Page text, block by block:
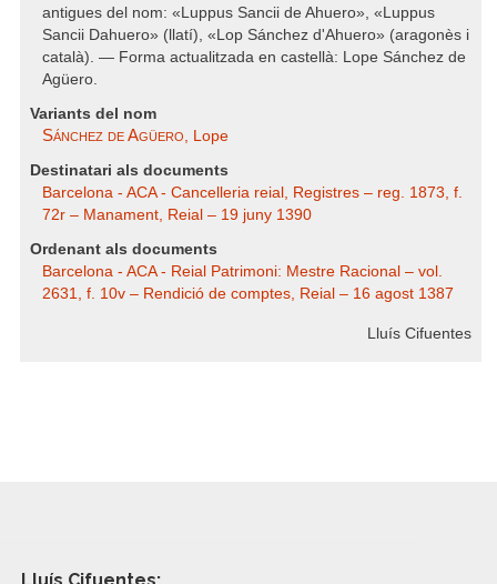
antigues del nom: «Luppus Sancii de Ahuero», «Luppus
Sancii Dahuero» (llatí), «Lop Sánchez d'Ahuero» (aragonès i
català). — Forma actualitzada en castellà: Lope Sánchez de
Agüero.
Variants del nom
Sánchez de Agüero, Lope
Destinatari als documents
Barcelona - ACA - Cancelleria reial, Registres – reg. 1873, f.
72r – Manament, Reial – 19 juny 1390
Ordenant als documents
Barcelona - ACA - Reial Patrimoni: Mestre Racional – vol.
2631, f. 10v – Rendició de comptes, Reial – 16 agost 1387
Lluís Cifuentes